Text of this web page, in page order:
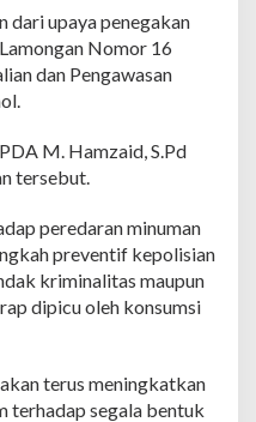
dari upaya penegakan
Nomor 16
dan Pengawasan
M. Hamzaid, S.Pd
tersebut.
peredaran minuman
preventif kepolisian
kriminalitas maupun
dipicu oleh konsumsi
terus meningkatkan
terhadap segala bentuk